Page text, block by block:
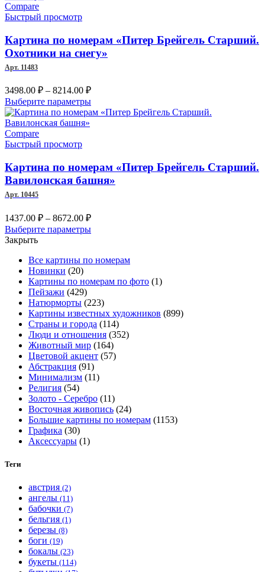
можно
выбрать
на
Compare
Быстрый просмотр
Картина по номерам «Питер Брейгель Старший.
Охотники на снегу»
Арт. 11483
3498.00 ₽ – 8214.00 ₽Диапазон
цен:
3498.00 ₽
Выберите параметрыЭтот
товар
можно
выбрать
на
Compare
Быстрый просмотр
Картина по номерам «Питер Брейгель Старший.
Вавилонская башня»
Арт. 10445
1437.00 ₽ – 8672.00 ₽Диапазон
цен:
8672.00 ₽
Выберите параметрыЭтот
несколько
Опции
выбрать
на
странице
товара.
Закрыть
Все картины по номерам
Новинки (20)
Картины по номерам по фото (1)
Пейзажи (429)
Натюрморты (223)
Картины известных художников (899)
Страны и города (114)
Люди и отношения (352)
Животный мир (164)
Цветовой акцент (57)
Абстракция (91)
Минимализм (11)
Религия (54)
Золото - Серебро (11)
Восточная живопись (24)
Большие картины по номерам (1153)
Графика (30)
Аксессуары (1)
Теги
австрия (2)
ангелы (11)
бабочки (7)
бельгия (1)
березы (8)
боги (19)
бокалы (23)
букеты (114)